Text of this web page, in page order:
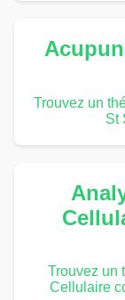
Trouvez un
St
Trouvez un
Cellulaire